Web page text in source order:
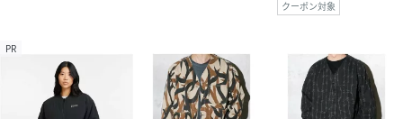
クーポン対象
PR